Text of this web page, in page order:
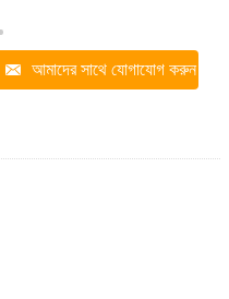
আমাদের সাথে যোগাযোগ করুন